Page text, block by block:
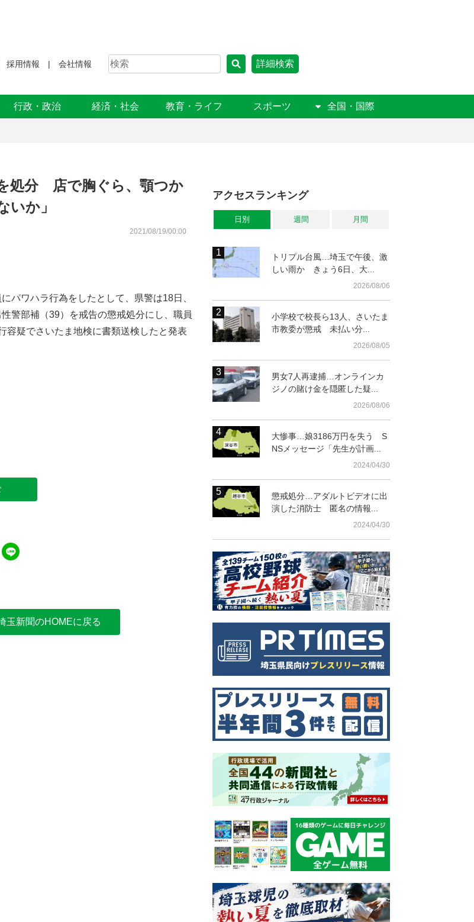
採用情報 会社情報 詳細検索
行政・政治 経済・社会 教育・ライフ スポーツ 全国・国際
処分 店で胸ぐら、顎つか
いか」
2021/08/19/00:00
パワハラ行為をしたとして、県警は18日、
警部補（39）を戒告の懲戒処分にし、職員
容疑でさいたま地検に書類送検したと発表
ェア
玉新聞のHOMEに戻る
アクセスランキング
日別 週間 月間
トリプル台風…埼玉で午後、激
しい雨か きょう6日、大...
2026/08/06
小学校で校長ら13人、さいたま
市教委が懲戒 未払い分...
2026/08/05
男女7人再逮捕…オンラインカ
ジノの賭け金を隠匿した疑...
2026/08/06
大惨事…娘3186万円を失う S
NSメッセージ「先生が計画...
2024/04/30
懲戒処分…アダルトビデオに出
演した消防士 匿名の情報...
2024/04/30